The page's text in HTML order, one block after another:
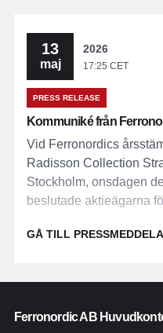
13
maj
2026
17:25 CET
PRESS RELEASE
Kommuniké från
Vid Ferronordics
Radisson Collection
Stockholm, onsdagen
beslutade aktieägarna
GÅ TILL
Ferronordic AB